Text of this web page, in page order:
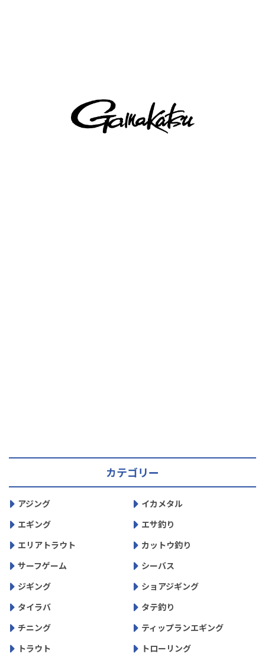
カテゴリー
アジング
イカメタル
エギング
エサ釣り
エリアトラウト
カットウ釣り
サーフゲーム
シーバス
ジギング
ショアジギング
タイラバ
タテ釣り
チニング
ティップランエギング
トラウト
トローリング